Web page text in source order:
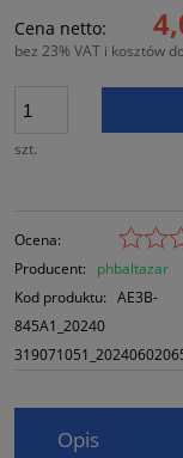
Cena netto:
bez 23% VAT i kosztów
szt.
Ocena:
Producent:
phbaltazar
Kod produktu: AE3B-
845A1_20240
Opis